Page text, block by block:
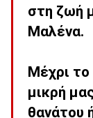
στη ζωή
Μαλένα.
Μέχρι
μικρή
θανάτου